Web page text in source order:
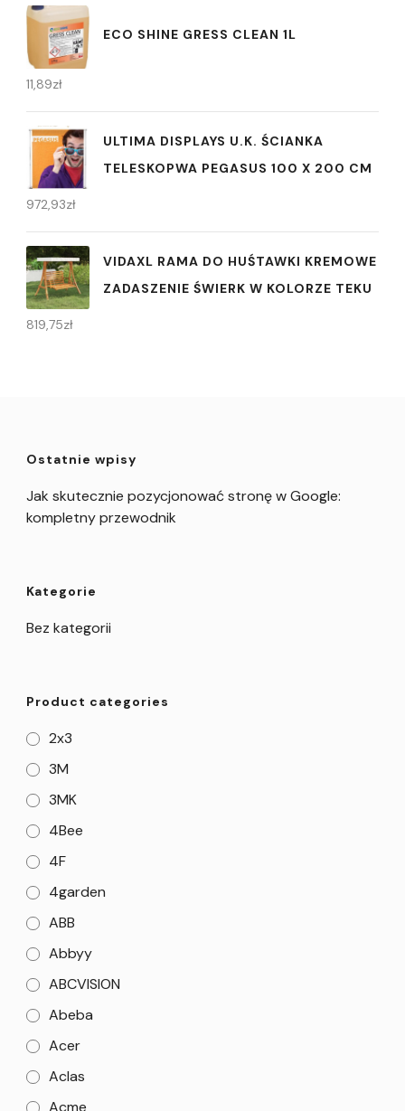
ECO SHINE GRESS CLEAN 1L
11,89zł
ULTIMA DISPLAYS U.K. ŚCIANKA
TELESKOPWA PEGASUS 100 X 200 CM
972,93zł
VIDAXL RAMA DO HUŚTAWKI KREMOWE
ZADASZENIE ŚWIERK W KOLORZE TEKU
819,75zł
Ostatnie wpisy
Jak skutecznie pozycjonować stronę w Google:
kompletny przewodnik
Kategorie
Bez kategorii
Product categories
2x3
3M
3MK
4Bee
4F
4garden
ABB
Abbyy
ABCVISION
Abeba
Acer
Aclas
Acme